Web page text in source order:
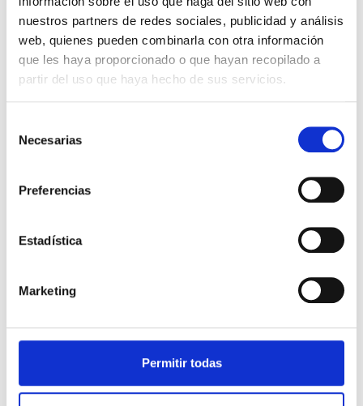
nuestros partners de redes sociales, publicidad y análisis
web, quienes pueden combinarla con otra información
que les haya proporcionado o que hayan recopilado a
partir del uso que haya hecho de sus servicios.
Necesarias
Preferencias
Estadística
Marketing
Permitir todas
Equilibra tuCUERPO con este pack de guías que
he diseñado para tener más herramientas para el
bienestar.